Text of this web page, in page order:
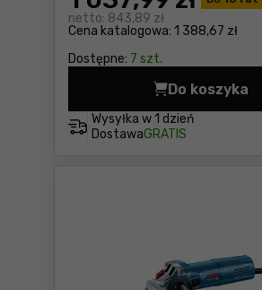
Cena katalogowa: 1 388,67 zł
netto: 843,89 zł
Dostępne: 7 szt.
Wysyłka w 1 dzień
DostawaGRATIS
Do koszyka
Klucze